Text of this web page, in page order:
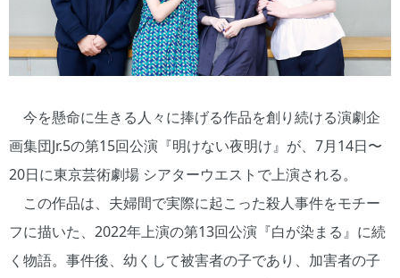
今を懸命に生きる人々に捧げる作品を創り続ける演劇企
画集団Jr.5の第15回公演『明けない夜明け』が、7月14日〜
20日に東京芸術劇場 シアターウエストで上演される。
この作品は、夫婦間で実際に起こった殺人事件をモチー
フに描いた、2022年上演の第13回公演『白が染まる』に続
く物語。事件後、幼くして被害者の子であり、加害者の子